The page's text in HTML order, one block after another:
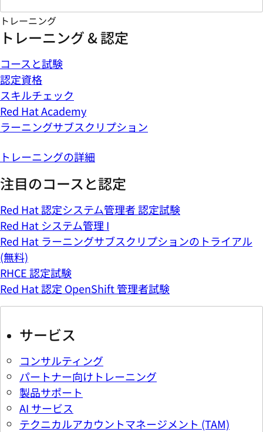
トレーニング
トレーニング & 認定
コースと試験
認定資格
スキルチェック
Red Hat Academy
ラーニングサブスクリプション
トレーニングの詳細
注目のコースと認定
Red Hat 認定システム管理者 認定試験
Red Hat システム管理 I
Red Hat ラーニングサブスクリプションのトライアル
(無料)
RHCE 認定試験
Red Hat 認定 OpenShift 管理者試験
サービス
コンサルティング
パートナー向けトレーニング
製品サポート
AI サービス
テクニカルアカウントマネージメント (TAM)